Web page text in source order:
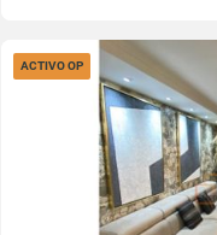
ACTIVO OP